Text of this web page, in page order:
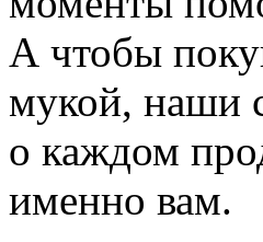
А чтобы
мукой, наши
о каждом
именно вам.